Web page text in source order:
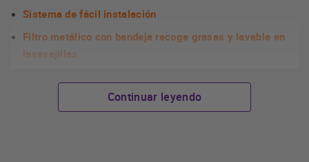
Sistema de fácil instalación
Filtro metálico con bandeja recoge grasas y lavable en
lavavajillas
Descarga 120 mmContinuar leyendo